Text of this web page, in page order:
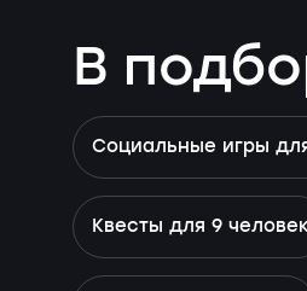
В
Социальные игры
Квесты для 9